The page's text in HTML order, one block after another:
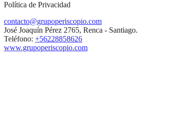
Política de Privacidad
contacto@grupoperiscopio.com
José Joaquín Pérez 2765, Renca - Santiago.
Teléfono: +56228858626
www.grupoperiscopio.com